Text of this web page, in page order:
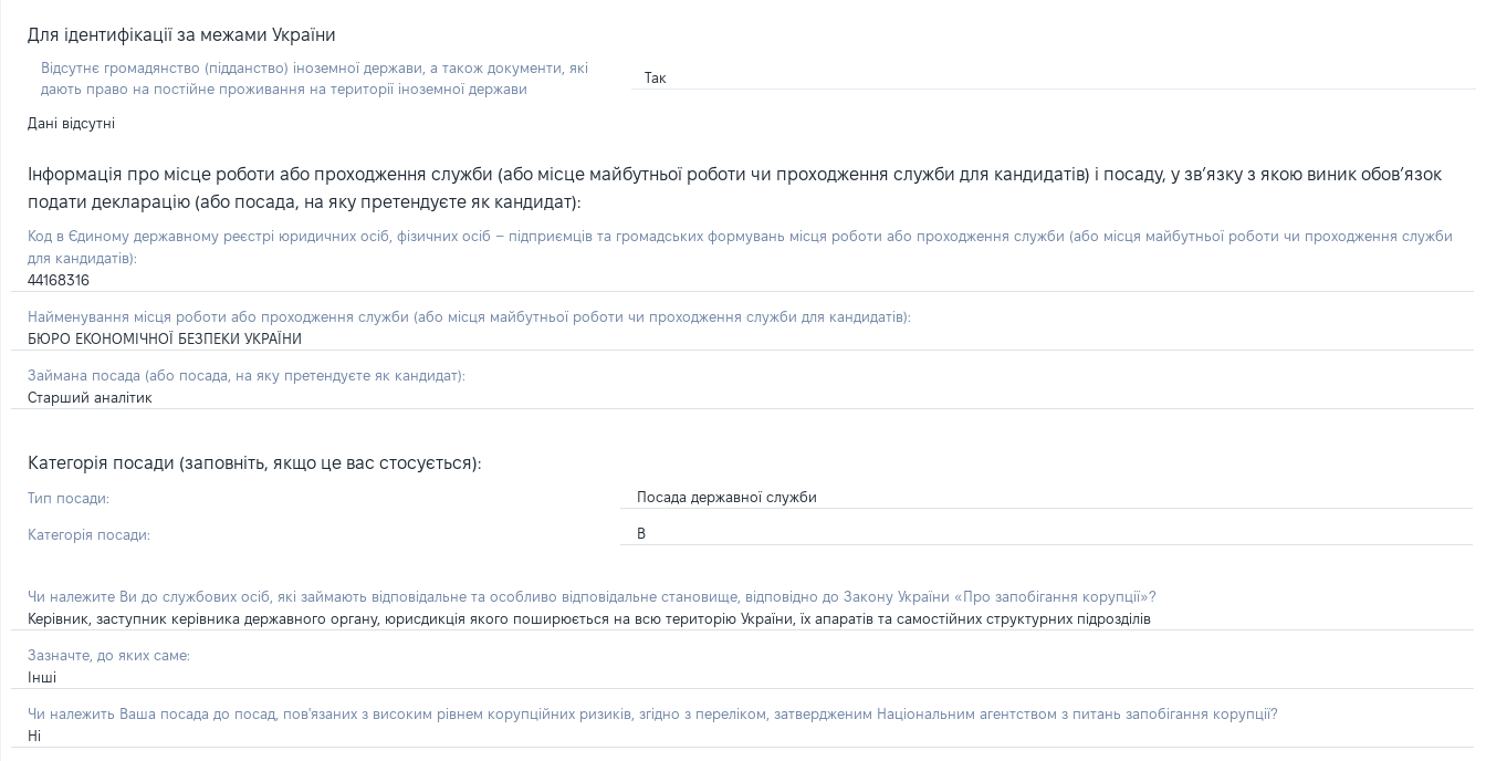
Для ідентифікації за межами України
Відсутнє громадянство (підданство) іноземної держави, а також документи, які
дають право на постійне проживання на території іноземної держави
Так
Дані відсутні
Інформація про місце роботи або проходження служби (або місце майбутньої роботи чи проходження служби для кандидатів) і посаду, у зв’язку з якою виник обов’язок
подати декларацію (або посада, на яку претендуєте як кандидат):
Код в Єдиному державному реєстрі юридичних осіб, фізичних осіб – підприємців та громадських формувань місця роботи або проходження служби (або місця майбутньої роботи чи проходження служби
для кандидатів):
44168316
Найменування місця роботи або проходження служби (або місця майбутньої роботи чи проходження служби для кандидатів):
БЮРО ЕКОНОМІЧНОЇ БЕЗПЕКИ УКРАЇНИ
Займана посада (або посада, на яку претендуєте як кандидат):
Старший аналітик
Категорія посади (заповніть, якщо це вас стосується):
Тип посади: Посада державної служби
Категорія посади: В
Чи належите Ви до службових осіб, які займають відповідальне та особливо відповідальне становище, відповідно до Закону України «Про запобігання корупції»?
Керівник, заступник керівника державного органу, юрисдикція якого поширюється на всю територію України, їх апаратів та самостійних структурних підрозділів
Зазначте, до яких саме:
Інші
Чи належить Ваша посада до посад, пов'язаних з високим рівнем корупційних ризиків, згідно з переліком, затвердженим Національним агентством з питань запобігання корупції?
Ні